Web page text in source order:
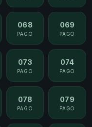
068
PAGO
069
PAGO
073
PAGO
074
PAGO
078
PAGO
079
PAGO